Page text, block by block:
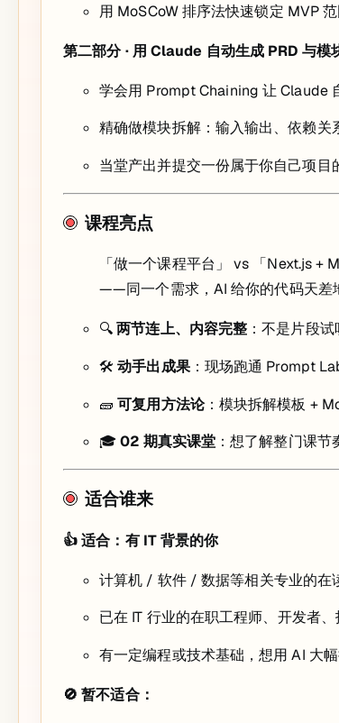
用 MoSCoW 排序法快速锁定 MVP
第二部分 · 用 Claude 自动生成 PRD 与模
学会用 Prompt Chaining 让 Claude
精确做模块拆解：输入输出、依赖关
当堂产出并提交一份属于你自己项目
课程亮点
「做一个课程平台」 vs 「Next.js +
——同一个需求，AI 给你的代码天差
🔍两节连上、内容完整 ：不是片段
🛠动手出成果：现场跑通 Prompt
🧱可复用方法论：模块拆解模板 +
🎓02 期真实课堂 ：想了解整门课
适合谁来
👍 适合：有 IT 背景的你
计算机 / 软件 / 数据等相关专业的在
已在 IT 行业的在职工程师、开发者
有一定编程或技术基础，想用 AI 大
🚫 暂不适合：